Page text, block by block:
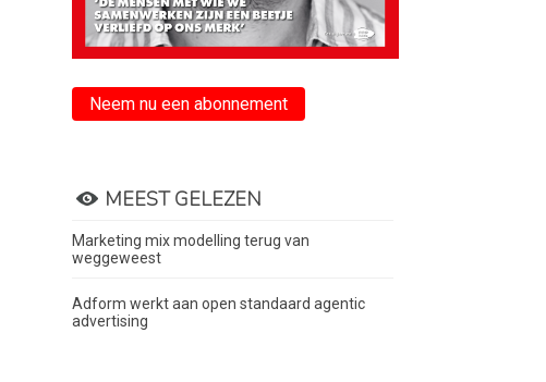
Neem nu een abonnement
MEEST GELEZEN
Marketing mix modelling terug van
weggeweest
Adform werkt aan open standaard agentic
advertising